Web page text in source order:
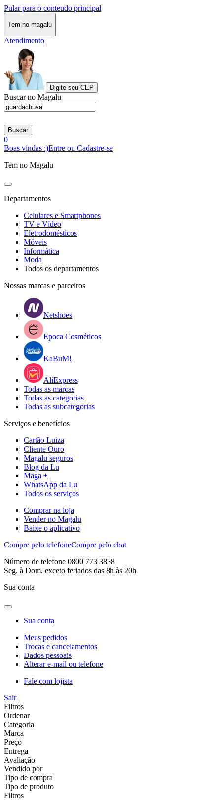
Pular para o conteudo principal
Tem no magalu
Atendimento
Digite seu CEP
Buscar no Magalu
Buscar
0
Boas vindas :)Entre ou Cadastre-se
Tem no Magalu
Departamentos
Celulares e Smartphones
TV e Vídeo
Eletrodomésticos
Móveis
Informática
Moda
Todos os departamentos
Nossas marcas e parceiros
Netshoes
Epoca Cosméticos
KaBuM!
AliExpress
Todas as marcas
Todas as categorias
Todas as subcategorias
Serviços e benefícios
Cartão Luiza
Cliente Ouro
Magalu seguros
Blog da Lu
Maga +
WhatsApp da Lu
Todos os serviços
Comprar na loja
Vender no Magalu
Baixe o aplicativo
Compre pelo telefoneCompre pelo chat
Número de telefone 0800 773 3838
Seg. à Dom. exceto feriados das 8h às 20h
Sua conta
Sua conta
Meus pedidos
Trocas e cancelamentos
Dados pessoais
Alterar e-mail ou telefone
Fale com lojista
Sair
Filtros
Ordenar
Categoria
Marca
Preço
Entrega
Avaliação
Vendido por
Tipo de compra
Tipo de produto
Filtros